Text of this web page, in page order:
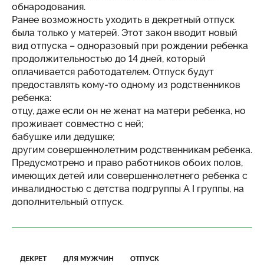
обнародования.
Ранее возможность уходить в декретный отпуск
была только у матерей. Этот закон вводит новый
вид отпуска – одноразовый при рождении ребенка
продолжительностью до 14 дней, который
оплачивается работодателем. Отпуск будут
предоставлять кому-то одному из родственников
ребенка:
отцу, даже если он не женат на матери ребенка, но
проживает совместно с ней;
бабушке или дедушке;
другим совершеннолетним родственникам ребенка.
Предусмотрено и право работников обоих полов,
имеющих детей или совершеннолетнего ребенка с
инвалидностью с детства подгруппы А I группы, на
дополнительный отпуск.
ДЕКРЕТ ДЛЯ МУЖЧИН ОТПУСК